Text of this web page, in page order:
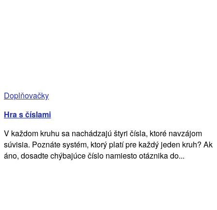
Doplňovačky
Hra s číslami
V každom kruhu sa nachádzajú štyri čísla, ktoré navzájom
súvisia. Poznáte systém, ktorý platí pre každý jeden kruh? Ak
áno, dosadte chýbajúce číslo namiesto otáznika do...